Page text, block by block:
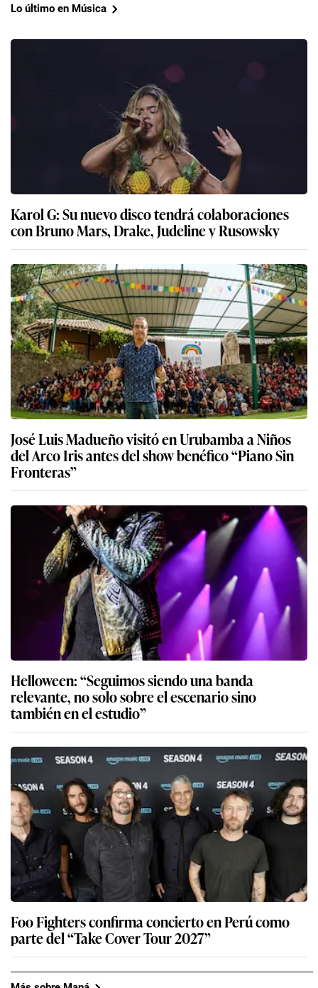
Lo último en Música
Karol G: Su nuevo disco tendrá colaboraciones
con Bruno Mars, Drake, Judeline y Rusowsky
José Luis Madueño visitó en Urubamba a Niños
del Arco Iris antes del show benéfico “Piano Sin
Fronteras”
Helloween: “Seguimos siendo una banda
relevante, no solo sobre el escenario sino
también en el estudio”
Foo Fighters confirma concierto en Perú como
parte del “Take Cover Tour 2027”